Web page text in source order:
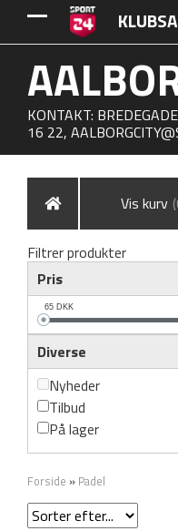
KONTAKT:
16 22,
Vis kurv
Filtrer produkter
Pris
65 DKK
Diverse
Nyheder
Tilbud
På lager
Forside » Padel